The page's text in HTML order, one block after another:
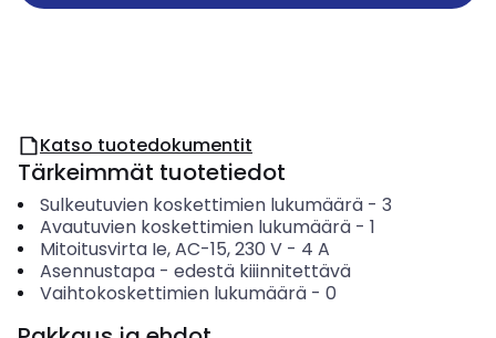
Katso tuotedokumentit
Tärkeimmät tuotetiedot
Sulkeutuvien koskettimien lukumäärä- 3
Avautuvien koskettimien lukumäärä- 1
Mitoitusvirta Ie, AC-15, 230 V- 4 A
Asennustapa- edestä kiiinnitettävä
Vaihtokoskettimien lukumäärä- 0